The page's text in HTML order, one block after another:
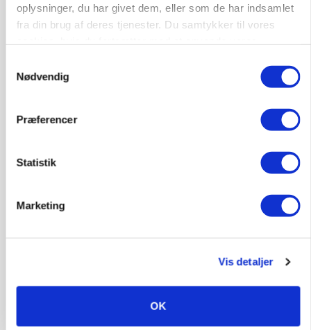
oplysninger, du har givet dem, eller som de har indsamlet
fra din brug af deres tjenester. Du samtykker til vores
Nødvendig
Præferencer
Statistik
Marketing
Vis detaljer
OK
landbrugets ejerstruktur
Russisk mælkepris dykker 23 procent
BUSINESS